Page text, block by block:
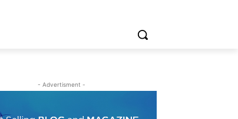
- Advertisment -